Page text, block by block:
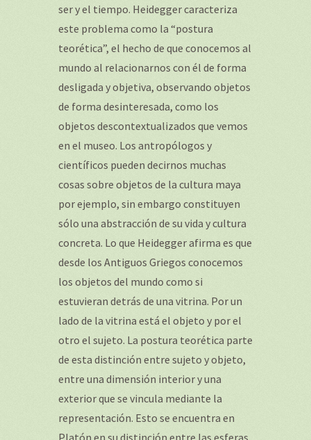
ser y el tiempo. Heidegger caracteriza
este problema como la “postura
teorética”, el hecho de que conocemos al
mundo al relacionarnos con él de forma
desligada y objetiva, observando objetos
de forma desinteresada, como los
objetos descontextualizados que vemos
en el museo. Los antropólogos y
científicos pueden decirnos muchas
cosas sobre objetos de la cultura maya
por ejemplo, sin embargo constituyen
sólo una abstracción de su vida y cultura
concreta. Lo que Heidegger afirma es que
desde los Antiguos Griegos conocemos
los objetos del mundo como si
estuvieran detrás de una vitrina. Por un
lado de la vitrina está el objeto y por el
otro el sujeto. La postura teorética parte
de esta distinción entre sujeto y objeto,
entre una dimensión interior y una
exterior que se vincula mediante la
representación. Esto se encuentra en
Platón en su distinción entre las esferas